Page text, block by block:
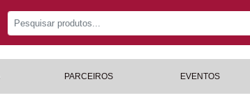
PARCEIROS EVENTOS